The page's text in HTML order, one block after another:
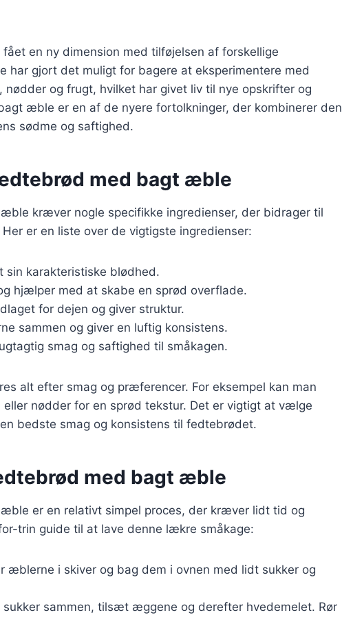
en ny dimension med tilføjelsen af forskellige
har gjort det muligt for bagere at eksperimentere med
nødder og frugt, hvilket har givet liv til nye opskrifter og
æble er en af de nyere fortolkninger, der kombinerer den
sødme og saftighed.
med bagt æble
kræver nogle specifikke ingredienser, der bidrager til
er en liste over de vigtigste ingredienser:
sin karakteristiske blødhed.
hjælper med at skabe en sprød overflade.
for dejen og giver struktur.
sammen og giver en luftig konsistens.
smag og saftighed til småkagen.
alt efter smag og præferencer. For eksempel kan man
nødder for en sprød tekstur. Det er vigtigt at vælge
bedste smag og konsistens til fedtebrødet.
med bagt æble
er en relativt simpel proces, der kræver lidt tid og
trin guide til at lave denne lækre småkage:
æblerne i skiver og bag dem i ovnen med lidt sukker og
sukker sammen, tilsæt æggene og derefter hvedemelet. Rør